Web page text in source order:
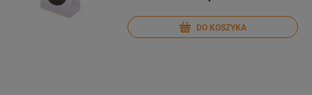
DO KOSZYKA